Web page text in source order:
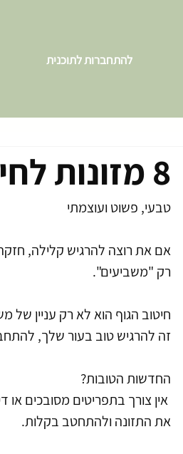
להתחברות לתוכנית
8 מזונות לחיטוב הגוף
טבעי, פשוט ועוצמתי
אם את רוצה להרגיש קלילה,
רק "משביעים".
חיטוב הגוף הוא לא רק עניין של
זה להרגיש טוב בעור שלך,
החדשות הטובות?
את התזונה ולהתחטב בקלות.